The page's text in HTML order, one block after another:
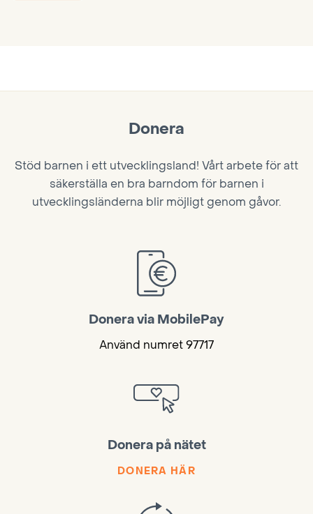
Donera
Stöd barnen i ett utvecklingsland! Vårt arbete för att
säkerställa en bra barndom för barnen i
utvecklingsländerna blir möjligt genom gåvor.
Donera via MobilePay
Använd numret 97717
Donera på nätet
DONERA HÄR